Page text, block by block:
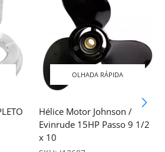
OLHADA RÁPIDA
Hélice Motor Johnson /
Evinrude 15HP Passo 9 1/2
x 10